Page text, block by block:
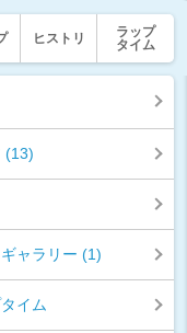
ヒストリ
ラップ
タイム
(13)
ャラリー (1)
イム